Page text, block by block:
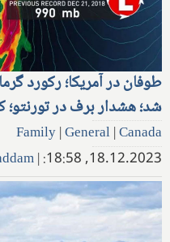
طوفان در آمریکا؛ رکورد
شد؛ هشدار برف در
Family|General|Canada
18.12.2023, 18:58:
|